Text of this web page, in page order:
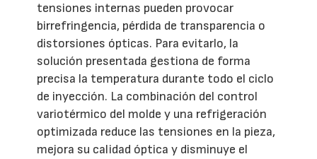
tensiones internas pueden provocar
birrefringencia, pérdida de transparencia o
distorsiones ópticas. Para evitarlo, la
solución presentada gestiona de forma
precisa la temperatura durante todo el ciclo
de inyección. La combinación del control
variotérmico del molde y una refrigeración
optimizada reduce las tensiones en la pieza,
mejora su calidad óptica y disminuye el